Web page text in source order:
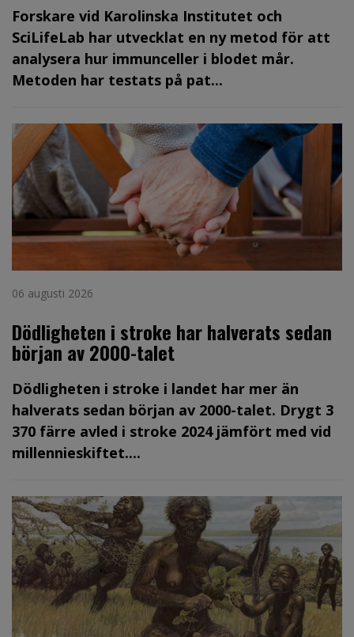
Forskare vid Karolinska Institutet och
SciLifeLab har utvecklat en ny metod för att
analysera hur immunceller i blodet mår.
Metoden har testats på pat...
06 augusti 2026
Dödligheten i stroke har halverats sedan
början av 2000-talet
Dödligheten i stroke i landet har mer än
halverats sedan början av 2000-talet. Drygt 3
370 färre avled i stroke 2024 jämfört med vid
millennieskiftet....